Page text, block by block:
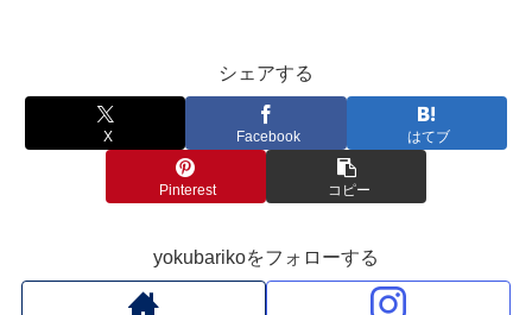
シェアする
X Facebook はてブ
Pinterest コピー
yokubarikoをフォローする